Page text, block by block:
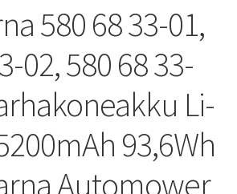
580 68 33-01,
02, 580 68 33-
Li-
93,6Wh
Automower